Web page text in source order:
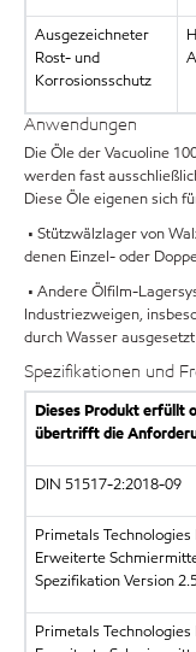
Ausgezeichneter
Rost- und
Korrosionsschutz
Anwendungen
Die Öle der Vacuoline
werden fast
Diese Öle eigenen sich
• Stützwälzlager von
denen Einzel- oder
• Andere Ölfilm-
Industriezweigen,
durch Wasser
Spezifikationen und
Dieses Produkt erfüllt
übertrifft die
DIN 51517-2:2018-09
Primetals
Erweiterte
Spezifikation Version
Primetals